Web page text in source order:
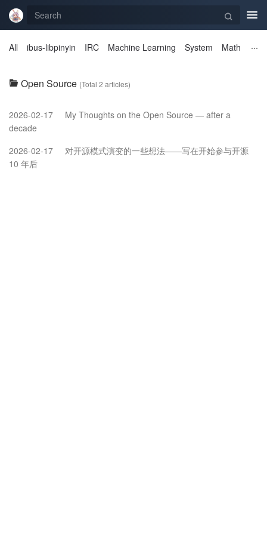
All
ibus-libpinyin IRC Machine Learning System Math
Open Source (Total 2 articles)
2026-02-17
My Thoughts on the Open Source — after a
decade
2026-02-17
对开源模式演变的一些想法——写在开始参与开源
10 年后